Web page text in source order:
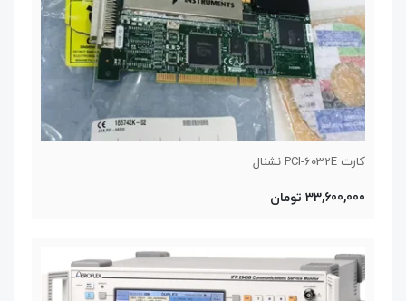
کارت PCI-6032E نشنال
33,600,000 تومان